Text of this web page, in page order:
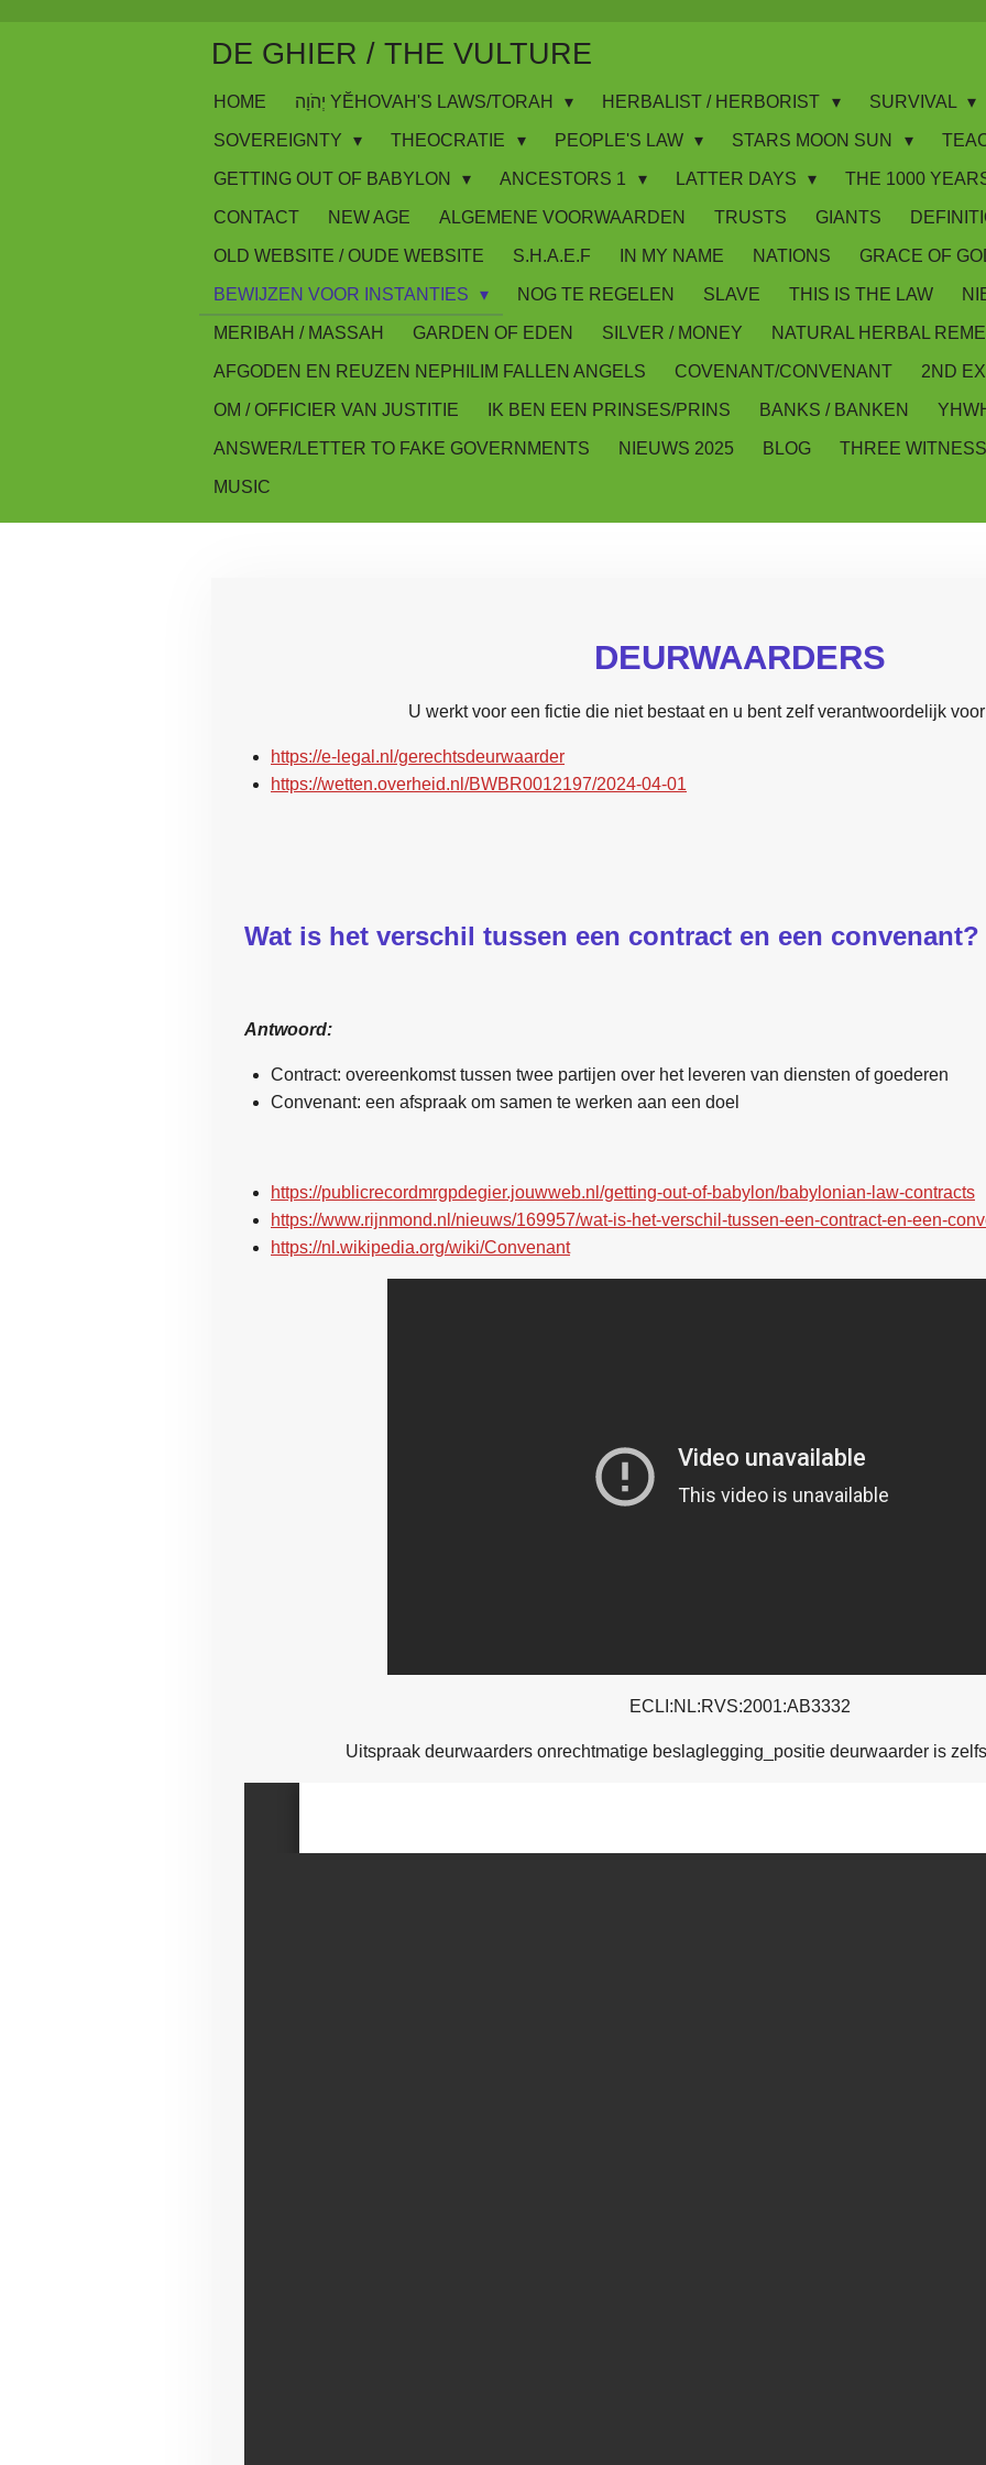
DE GHIER / THE VULTURE
HOME יְהֹוָה YĔHOVAH'S LAWS/TORAH HERBALIST / HERBORIST SURVIVAL
SOVEREIGNTY THEOCRATIE PEOPLE'S LAW STARS MOON SUN
GETTING OUT OF BABYLON ANCESTORS 1 LATTER DAYS THE 1000
CONTACT NEW AGE ALGEMENE VOORWAARDEN TRUSTS GIANTS
OLD WEBSITE / OUDE WEBSITE S.H.A.E.F IN MY NAME NATIONS GRACE OF
BEWIJZEN VOOR INSTANTIES NOG TE REGELEN SLAVE THIS IS THE LAW
MERIBAH / MASSAH GARDEN OF EDEN SILVER / MONEY NATURAL HERBAL
AFGODEN EN REUZEN NEPHILIM FALLEN ANGELS COVENANT/CONVENANT 2ND
OM / OFFICIER VAN JUSTITIE IK BEN EEN PRINSES/PRINS BANKS / BANKEN
ANSWER/LETTER TO FAKE GOVERNMENTS NIEUWS 2025 BLOG THREE
MUSIC
DEURWAARDERS
U werkt voor een fictie die niet bestaat en u bent zelf verantwoordelijk
https://e-legal.nl/gerechtsdeurwaarder
https://wetten.overheid.nl/BWBR0012197/2024-04-01
Wat is het verschil tussen een contract en een convenant?
Antwoord:
Contract: overeenkomst tussen twee partijen over het leveren van diensten of goederen
Convenant: een afspraak om samen te werken aan een doel
https://publicrecordmrgpdegier.jouwweb.nl/getting-out-of-babylon/babylonian-law-contracts
https://www.rijnmond.nl/nieuws/169957/wat-is-het-verschil-tussen-een-contract-en-een-
https://nl.wikipedia.org/wiki/Convenant
ECLI:NL:RVS:2001:AB3332
Uitspraak deurwaarders onrechtmatige beslaglegging_positie deurwaarder is